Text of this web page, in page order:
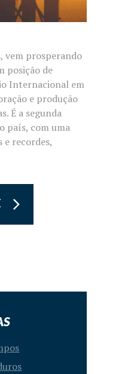
vem prosperando
posição de
Internacional em
e produção
É a segunda
país, com uma
e recordes,